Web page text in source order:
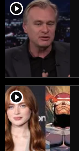
player2
player2